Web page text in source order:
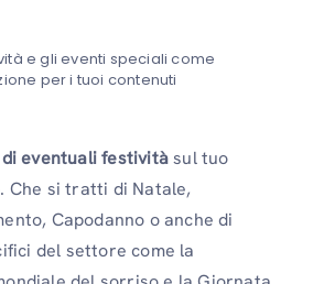
e gli eventi speciali come
per i tuoi contenuti
eventuali festivitàsul tuo
Che si tratti di Natale,
Capodanno o anche di
del settore come la